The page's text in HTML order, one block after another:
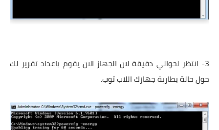
3- انتظر لحوالي دقيقة لان الجهاز الان يقوم باعداد تقرير لك
حول حالة بطارية جهازك اللاب توب.